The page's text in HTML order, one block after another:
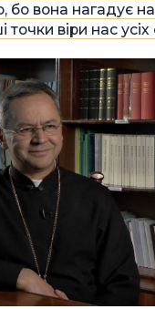
бо вона нагадує
точки віри нас